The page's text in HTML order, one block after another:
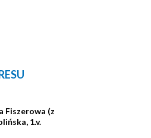
Fiszerowa (z
1.v.